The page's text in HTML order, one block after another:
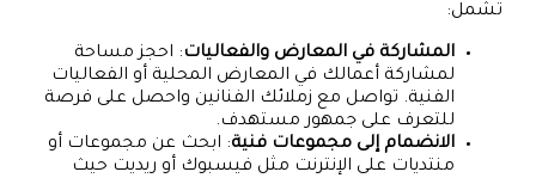
تشمل:
المشاركة في المعارض والفعاليات: احجز مساحة
لمشاركة أعمالك في المعارض المحلية أو الفعاليات
الفنية. تواصل مع زملائك الفنانين واحصل على فرصة
للتعرف على جمهور مستهدف.
الانضمام إلى مجموعات فنية: ابحث عن مجموعات أو
منتديات على الإنترنت مثل فيسبوك أو ريديت حيث